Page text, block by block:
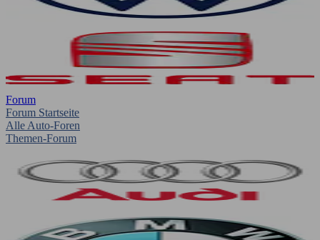
Forum
Forum Startseite
Alle Auto-Foren
Themen-Forum